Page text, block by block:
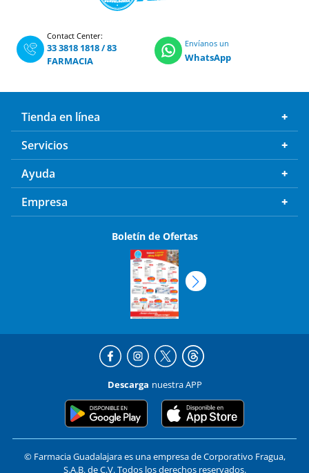
Contact Center:
33 3818 1818/83
FARMACIA
Envíanos un
WhatsApp
Tienda en línea
Servicios
Ayuda
Empresa
Boletín de Ofertas
Descarga nuestra APP
© Farmacia Guadalajara es una empresa de Corporativo Fragua,
S.A.B. de C.V. Todos los derechos reservados.